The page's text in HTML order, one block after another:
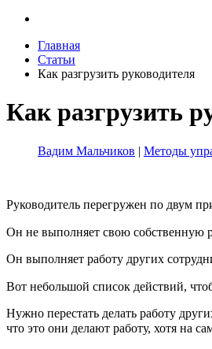
Главная
Статьи
Как разгрузить руководителя
Как разгрузить
Вадим Мальчиков | Методы
Руководитель перегружен по двум
Он не выполняет свою собственную
Он выполняет работу других
Вот небольшой список действий,
Нужно перестать делать работу
что это они делают работу, хотя на